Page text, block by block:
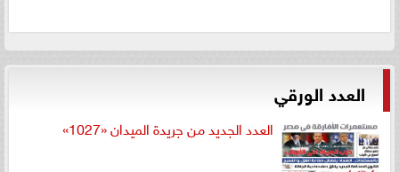
العدد الورقي
العدد الجديد من جريدة الميدان «1027»